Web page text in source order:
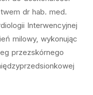
dr hab. med.
Interwencyjnej
milowy, wykonując
przezskórnego